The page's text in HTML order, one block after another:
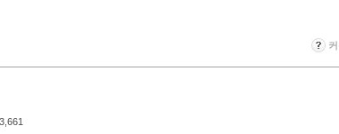
3,661